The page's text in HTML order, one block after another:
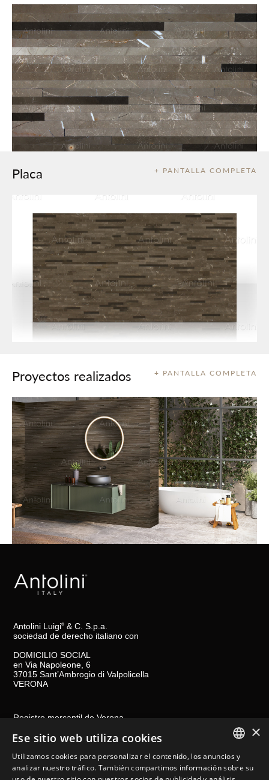
+ PANTALLA COMPLETA
Placa
+ PANTALLA COMPLETA
Proyectos realizados
Antolini Luigi® & C. S.p.a.
sociedad de derecho italiano con
DOMICILIO SOCIAL
en Via Napoleone, 6
37015 Sant’Ambrogio di Valpolicella
VERONA
Registro mercantil de Verona
REA - VR-139580 del 10 de julio de 1974
Correo electrónico certificadoal.spa@pec.antolini.it ITALIAN
×
Ese sitio web utiliza cookies
Utilizamos cookies para personalizar el contenido, los anuncios y
analizar nuestro tráfico. También compartimos información sobre su